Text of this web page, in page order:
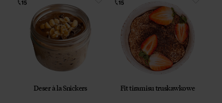
Deser à la Snickers Fit tiramisu truskawkowe